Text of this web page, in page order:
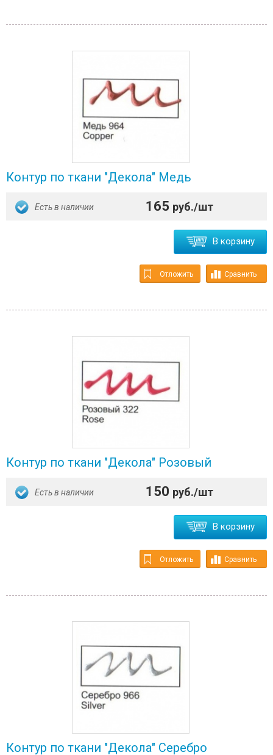
Контур по ткани "Декола" Медь
Есть в наличии 165 руб./шт
В корзину
Отложить Сравнить
Контур по ткани "Декола" Розовый
Есть в наличии 150 руб./шт
В корзину
Отложить Сравнить
Контур по ткани "Декола" Серебро